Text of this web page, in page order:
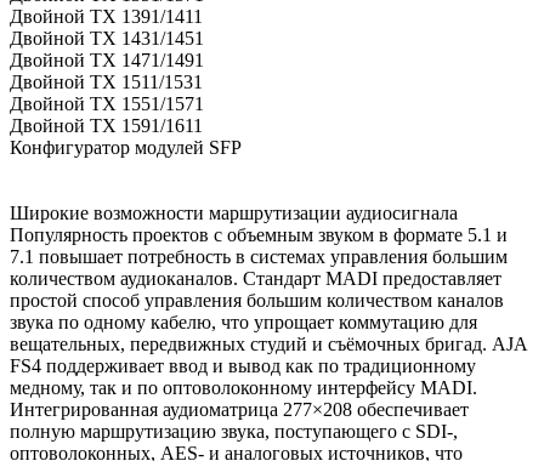
Двойной TX 1391/1411
Двойной TX 1431/1451
Двойной TX 1471/1491
Двойной TX 1511/1531
Двойной TX 1551/1571
Двойной TX 1591/1611
Конфигуратор модулей SFP
Широкие возможности маршрутизации аудиосигнала
Популярность проектов с объемным звуком в формате 5.1 и
7.1 повышает потребность в системах управления большим
количеством аудиоканалов. Стандарт MADI предоставляет
простой способ управления большим количеством каналов
звука по одному кабелю, что упрощает коммутацию для
вещательных, передвижных студий и съёмочных бригад. AJA
FS4 поддерживает ввод и вывод как по традиционному
медному, так и по оптоволоконному интерфейсу MADI.
Интегрированная аудиоматрица 277×208 обеспечивает
полную маршрутизацию звука, поступающего с SDI-,
оптоволоконных, AES- и аналоговых источников, что